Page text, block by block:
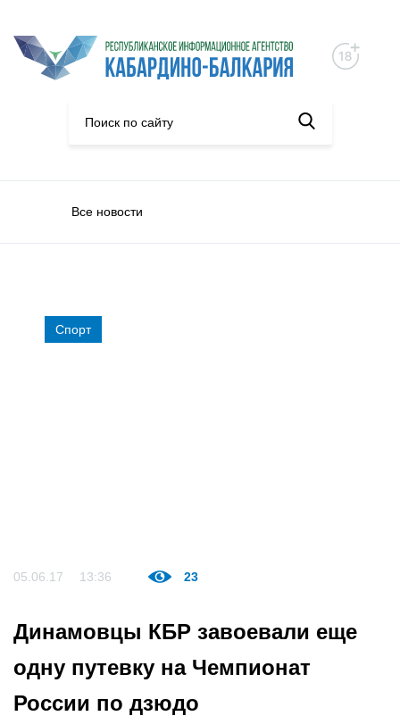
Все новости
Спорт
05.06.17 13:36 23
Динамовцы КБР завоевали еще
одну путевку на Чемпионат
России по дзюдо